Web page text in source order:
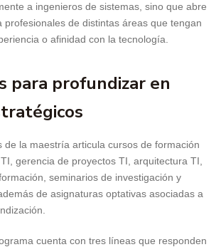
a ingenieros de sistemas, sino que abre
profesionales de distintas áreas que tengan
o afinidad con la tecnología.
para profundizar en
de la maestría articula cursos de formación
gerencia de proyectos TI, arquitectura TI,
seminarios de investigación y
de asignaturas optativas asociadas a
cuenta con tres líneas que responden